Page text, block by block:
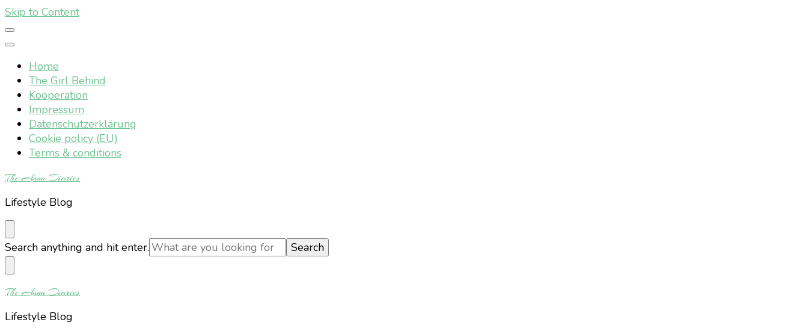
Skip to Content
Home
The Girl Behind
Kooperation
Impressum
Datenschutzerklärung
Cookie policy (EU)
Terms & conditions
The Anna Diaries
Lifestyle Blog
Looking
for
Something?
Search anything and hit enter.
The Anna Diaries
Lifestyle Blog